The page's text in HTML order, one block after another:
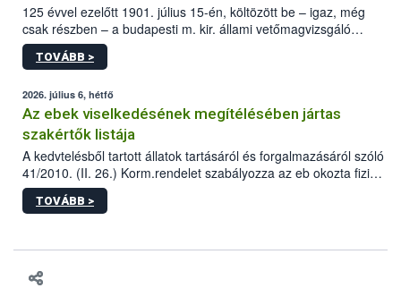
125 évvel ezelőtt 1901. július 15-én, költözött be – igaz, még
csak részben – a budapesti m. kir. állami vetőmagvizsgáló
állomás a Kis Rókus utca 15. szám alatti, Czigler Győző által
tervezett új épületébe.
TOVÁBB >
2026. július 6, hétfő
Az ebek viselkedésének megítélésében jártas
szakértők listája
A kedvtelésből tartott állatok tartásáról és forgalmazásáról szóló
41/2010. (II. 26.) Korm.rendelet szabályozza az eb okozta fizikai
sérülés, illetve ennek veszélye keletkezésekor felmerülő
hatósági feladatokat, valamint a veszélyes eb tartását és annak
TOVÁBB >